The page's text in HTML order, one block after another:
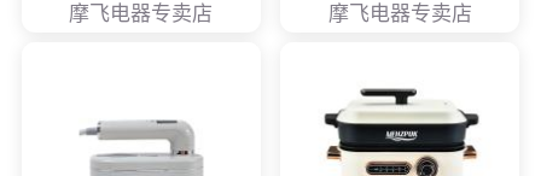
摩飞电器专卖店 摩飞电器专卖店